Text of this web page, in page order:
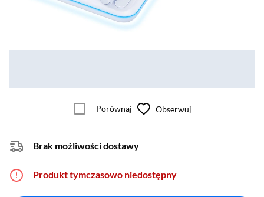
Porównaj Obserwuj
Brak możliwości dostawy
Produkt tymczasowo niedostępny